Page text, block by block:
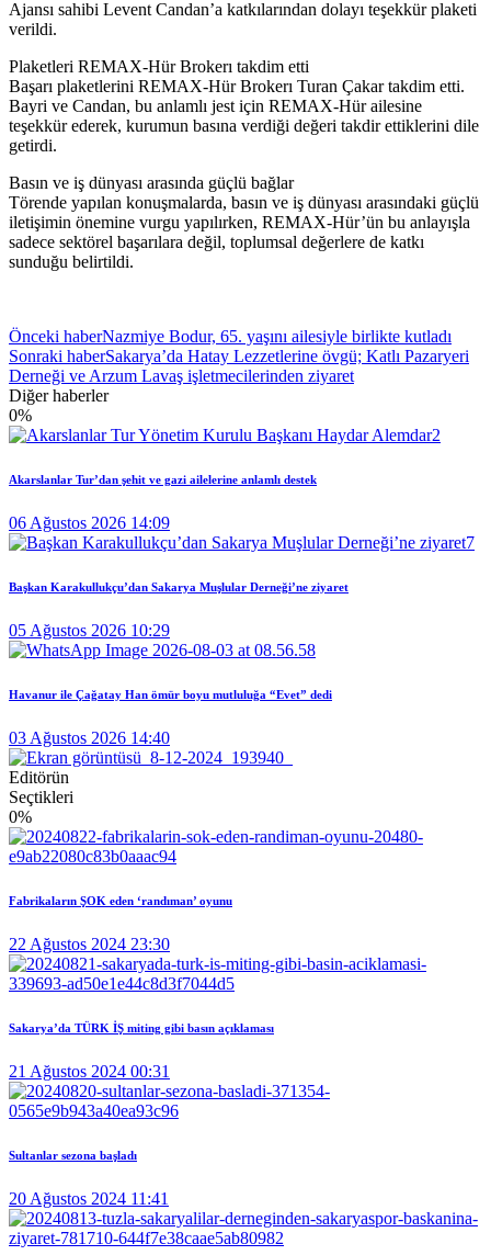
Ajansı sahibi Levent Candan’a katkılarından dolayı teşekkür plaketi
verildi.
Plaketleri REMAX-Hür Brokerı takdim etti
Başarı plaketlerini REMAX-Hür Brokerı Turan Çakar takdim etti.
Bayri ve Candan, bu anlamlı jest için REMAX-Hür ailesine
teşekkür ederek, kurumun basına verdiği değeri takdir ettiklerini dile
getirdi.
Basın ve iş dünyası arasında güçlü bağlar
Törende yapılan konuşmalarda, basın ve iş dünyası arasındaki güçlü
iletişimin önemine vurgu yapılırken, REMAX-Hür’ün bu anlayışla
sadece sektörel başarılara değil, toplumsal değerlere de katkı
sunduğu belirtildi.
Önceki haberNazmiye Bodur, 65. yaşını ailesiyle birlikte kutladı
Sonraki haberSakarya’da Hatay Lezzetlerine övgü; Katlı Pazaryeri
Derneği ve Arzum Lavaş işletmecilerinden ziyaret
Diğer haberler
0%
Akarslanlar Tur’dan şehit ve gazi ailelerine anlamlı destek
06 Ağustos 2026 14:09
Başkan Karakullukçu’dan Sakarya Muşlular Derneği’ne ziyaret
05 Ağustos 2026 10:29
Havanur ile Çağatay Han ömür boyu mutluluğa “Evet” dedi
03 Ağustos 2026 14:40
Editörün
Seçtikleri
0%
Fabrikaların ŞOK eden ‘randıman’ oyunu
22 Ağustos 2024 23:30
Sakarya’da TÜRK İŞ miting gibi basın açıklaması
21 Ağustos 2024 00:31
Sultanlar sezona başladı
20 Ağustos 2024 11:41